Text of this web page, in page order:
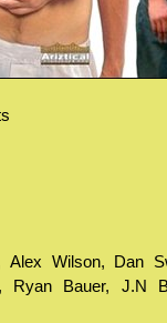
Alex Wilson, Dan
Ryan Bauer, J.N